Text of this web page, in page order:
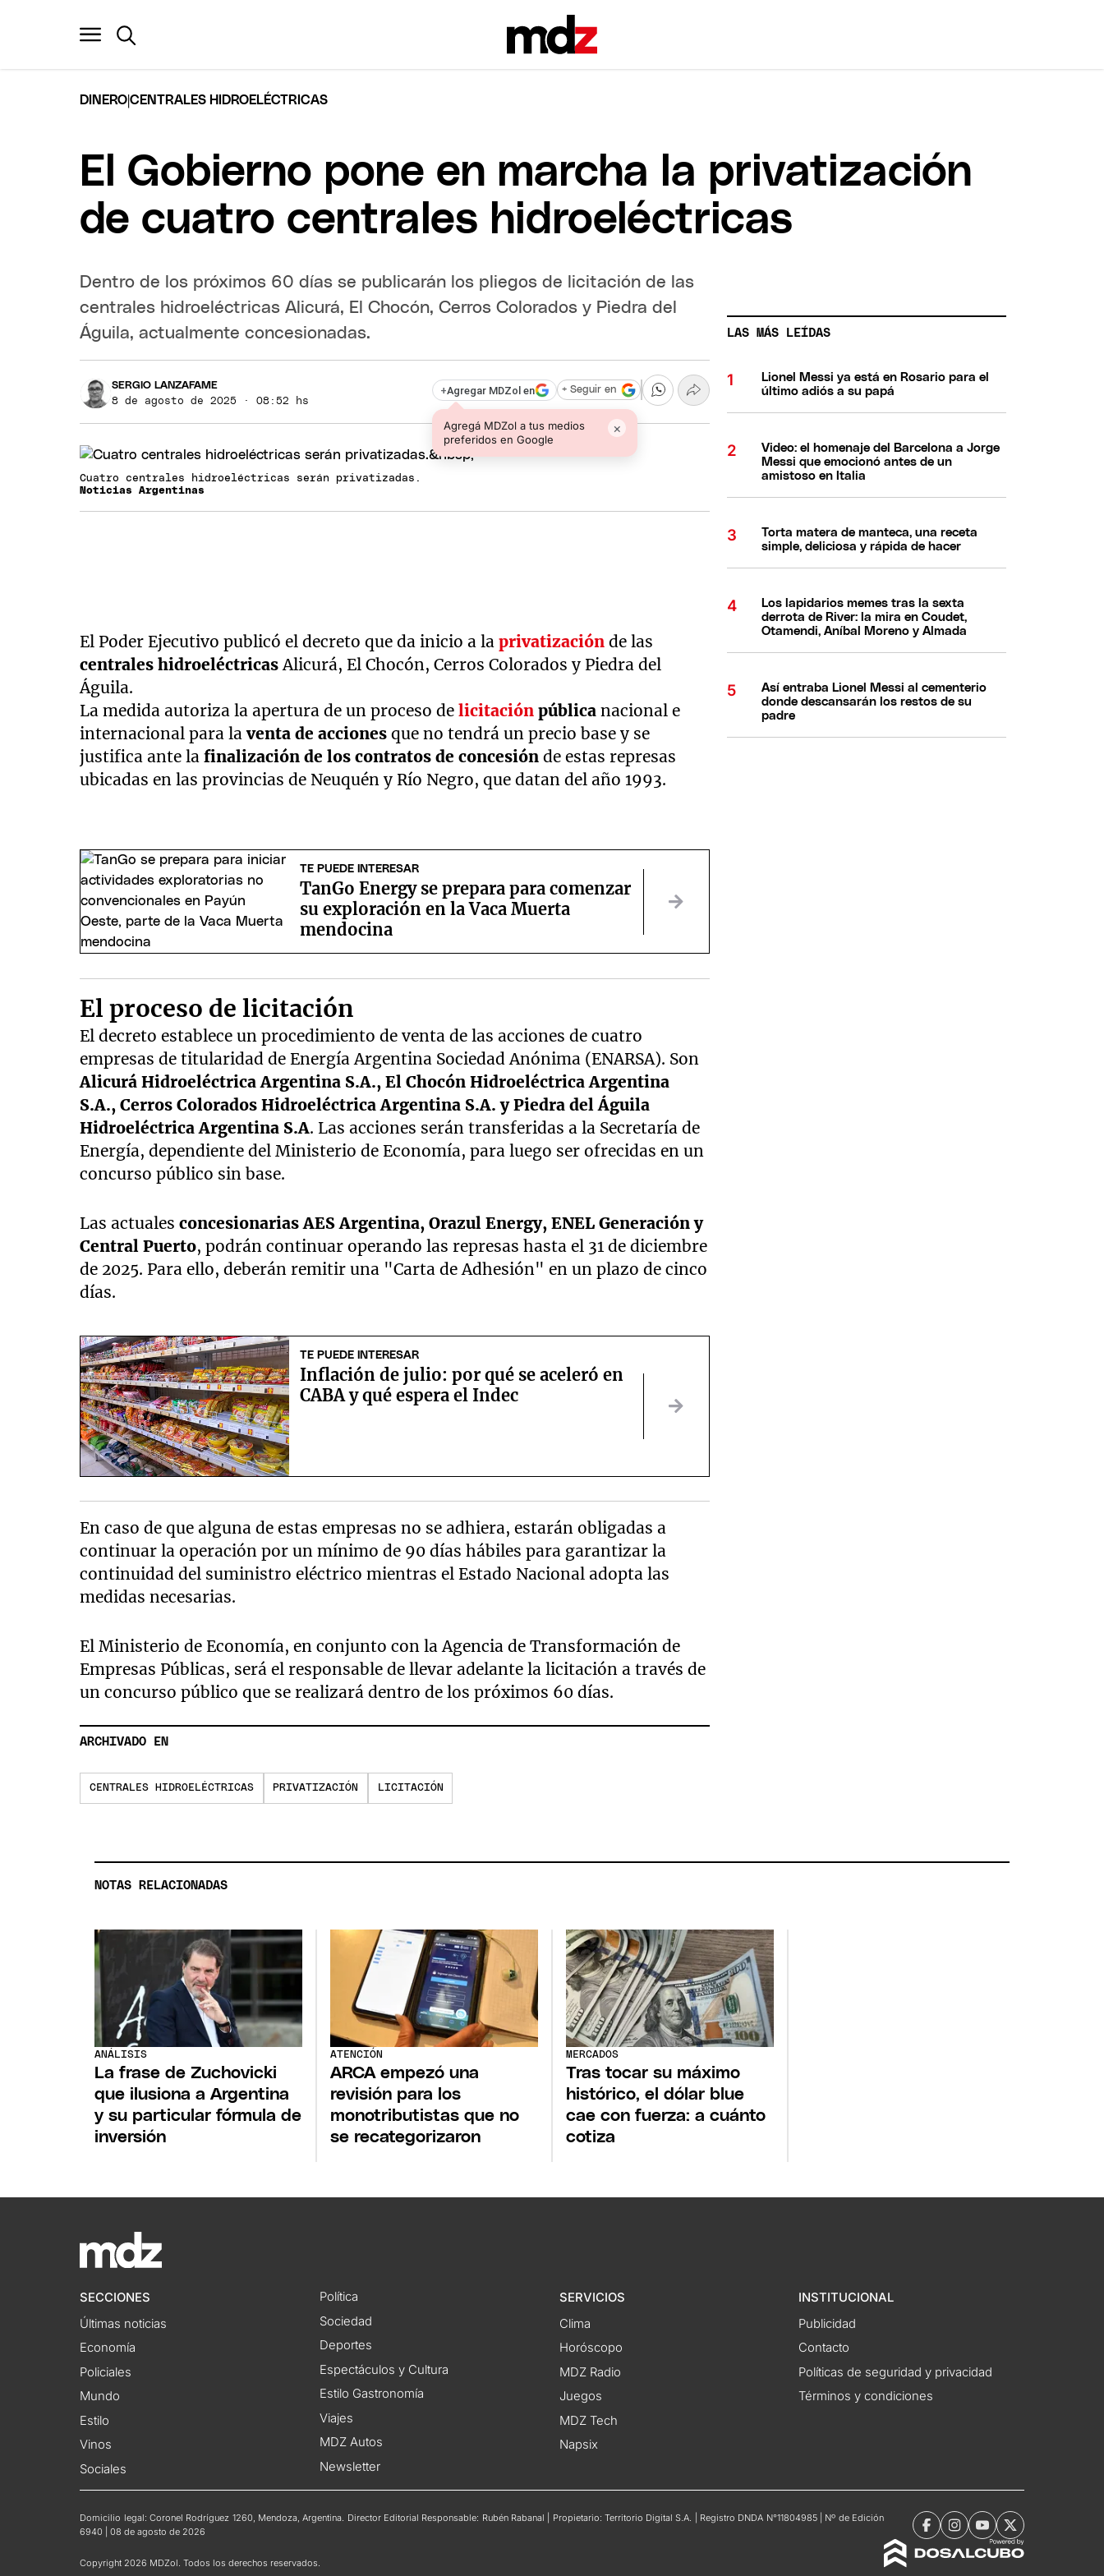
DINERO|CENTRALES HIDROELÉCTRICAS
El Gobierno pone en marcha la privatización
de cuatro centrales hidroeléctricas
Dentro de los próximos 60 días se publicarán los pliegos de licitación de las
centrales hidroeléctricas Alicurá, El Chocón, Cerros Colorados y Piedra del
Águila, actualmente concesionadas.
SERGIO LANZAFAME
8 de agosto de 2025 · 08:52 hs
+Agregar MDZol en
Agregá MDZol a tus medios
preferidos en Google
×
+ Seguir en
Cuatro centrales hidroeléctricas serán privatizadas.
Noticias Argentinas
El Poder Ejecutivo publicó el decreto que da inicio a laprivatización de las
centrales hidroeléctricasAlicurá, El Chocón, Cerros Colorados y Piedra del
Águila.
La medida autoriza la apertura de un proceso delicitación pública nacional e
internacional para laventa de acciones que no tendrá un precio base y se
justifica ante lafinalización de los contratos de concesión de estas represas
ubicadas en las provincias de Neuquén y Río Negro, que datan del año 1993.
TE PUEDE INTERESAR
TanGo Energy se prepara para comenzar
su exploración en la Vaca Muerta
mendocina
El proceso de licitación
El decreto establece un procedimiento de venta de las acciones de cuatro
empresas de titularidad de Energía Argentina Sociedad Anónima (ENARSA). Son
Alicurá Hidroeléctrica Argentina S.A., El Chocón Hidroeléctrica Argentina
S.A., Cerros Colorados Hidroeléctrica Argentina S.A. y Piedra del Águila
Hidroeléctrica Argentina S.A. Las acciones serán transferidas a la Secretaría de
Energía, dependiente del Ministerio de Economía, para luego ser ofrecidas en un
concurso público sin base.
Las actualesconcesionarias AES Argentina, Orazul Energy, ENEL Generación y
Central Puerto, podrán continuar operando las represas hasta el 31 de diciembre
de 2025. Para ello, deberán remitir una "Carta de Adhesión" en un plazo de cinco
días.
TE PUEDE INTERESAR
Inflación de julio: por qué se aceleró en
CABA y qué espera el Indec
En caso de que alguna de estas empresas no se adhiera, estarán obligadas a
continuar la operación por un mínimo de 90 días hábiles para garantizar la
continuidad del suministro eléctrico mientras el Estado Nacional adopta las
medidas necesarias.
El Ministerio de Economía, en conjunto con la Agencia de Transformación de
Empresas Públicas, será el responsable de llevar adelante la licitación a través de
un concurso público que se realizará dentro de los próximos 60 días.
ARCHIVADO EN
CENTRALES HIDROELÉCTRICAS PRIVATIZACIÓN LICITACIÓN
LAS MÁS LEÍDAS
Lionel Messi ya está en Rosario para el
último adiós a su papá
Video: el homenaje del Barcelona a Jorge
Messi que emocionó antes de un
amistoso en Italia
Torta matera de manteca, una receta
simple, deliciosa y rápida de hacer
Los lapidarios memes tras la sexta
derrota de River: la mira en Coudet,
Otamendi, Aníbal Moreno y Almada
Así entraba Lionel Messi al cementerio
donde descansarán los restos de su
padre
NOTAS RELACIONADAS
ANÁLISIS
La frase de Zuchovicki
que ilusiona a Argentina
y su particular fórmula de
inversión
ATENCIÓN
ARCA empezó una
revisión para los
monotributistas que no
se recategorizaron
MERCADOS
Tras tocar su máximo
histórico, el dólar blue
cae con fuerza: a cuánto
cotiza
SECCIONES
Últimas noticias
Economía
Policiales
Mundo
Estilo
Vinos
Sociales
Política
Sociedad
Deportes
Espectáculos y Cultura
Estilo Gastronomía
Viajes
MDZ Autos
Newsletter
SERVICIOS
Clima
Horóscopo
MDZ Radio
Juegos
MDZ Tech
Napsix
INSTITUCIONAL
Publicidad
Contacto
Políticas de seguridad y privacidad
Términos y condiciones
Domicilio legal: Coronel Rodríguez 1260, Mendoza, Argentina. Director Editorial Responsable: Rubén Rabanal | Propietario: Territorio Digital S.A. | Registro DNDA N°11804985 | Nº de Edición
6940 | 08 de agosto de 2026
Copyright 2026 MDZol. Todos los derechos reservados.